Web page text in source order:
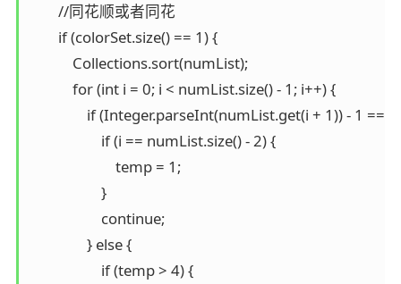
        //同花顺或者同花
        if (colorSet.size() == 1) {
            Collections.sort(numList);
            for (int i = 0; i < numList.size() - 1; i++) {
if (Integer.parseInt(numList.get(i + 1)) - 1
                    if (i == numList.size() - 2) {
                        temp = 1;
                    }
                    continue;
                } else {
                    if (temp > 4) {